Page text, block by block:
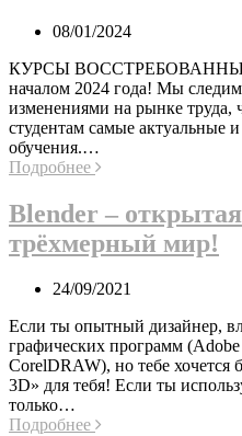
08/01/2024
КУРСЫ ВОССТРЕБОВАННЫЕ
началом 2024 года! Мы
изменениями на рынке труда,
студентам самые актуальные
обучения.…
Подробнее
Blender –
трёхмерный мир!
24/09/2021
Если ты опытный дизайнер,
графических программ
CorelDRAW), но тебе хочется
3D» для тебя! Если ты
только…
Подробнее